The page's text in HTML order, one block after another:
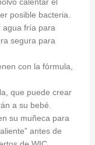
posible bacteria.
agua fría para
segura para
con la fórmula,
que puede crear
a su bebé.
su muñeca para
antes de